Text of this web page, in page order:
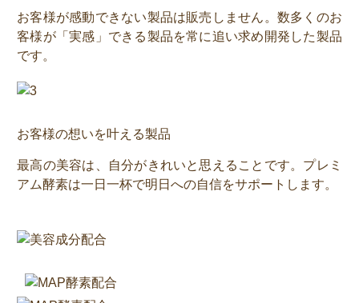
お客様が感動できない製品は販売しません。数多くのお
客様が「実感」できる製品を常に追い求め開発した製品
です。
お客様の想いを叶える製品
最高の美容は、自分がきれいと思えることです。プレミ
アム酵素は一日一杯で明日への自信をサポートします。